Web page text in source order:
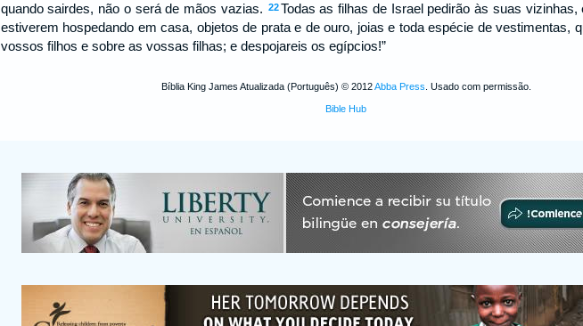
quando sairdes, não o será de mãos vazias. 22 Todas as filhas de Israel pedirão às suas
estiverem hospedando em casa, objetos de prata e de ouro, joias e toda espécie de vestimentas,
vossos filhos e sobre as vossas filhas; e despojareis os egípcios!”
Bíblia King James Atualizada (Português) © 2012Abba Press . Usado com permissão.
Bible Hub